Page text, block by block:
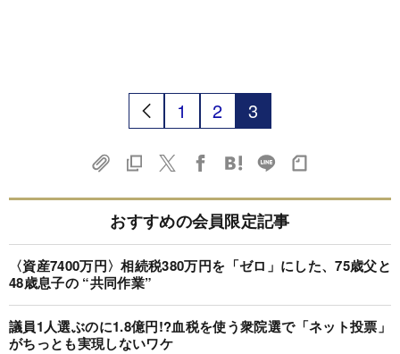
1 2 3
おすすめの会員限定記事
〈資産7400万円〉相続税380万円を「ゼロ」にした、75歳父と
48歳息子の “共同作業”
議員1人選ぶのに1.8億円!?血税を使う衆院選で「ネット投票」
がちっとも実現しないワケ